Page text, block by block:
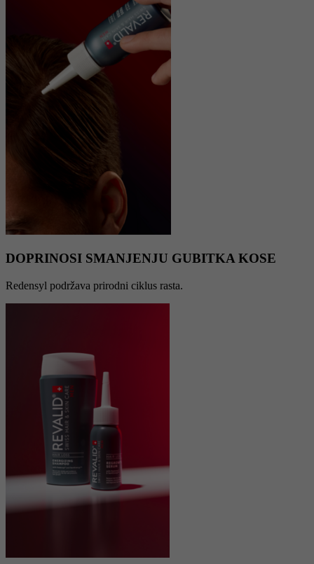
DOPRINOSI SMANJENJU GUBITKA KOSE
Redensyl podržava prirodni ciklus rasta.